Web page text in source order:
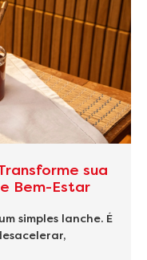
sua
Bem-Estar
simples lanche. É